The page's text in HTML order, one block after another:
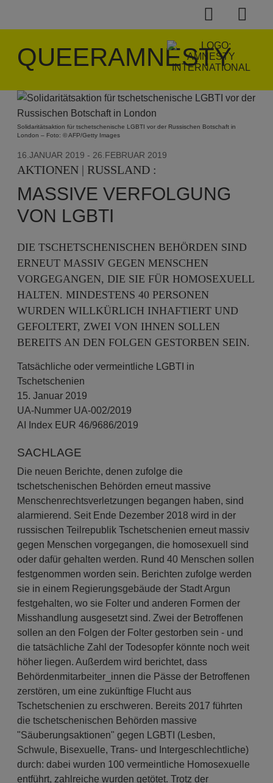
QUEERAMNESTY
Solidaritätsaktion für tschetschenische LGBTI vor der Russischen Botschaft in
London – Foto: © AFP/Getty Images
16.JANUAR 2019- 26.FEBRUAR 2019
AKTIONEN | RUSSLAND :
MASSIVE VERFOLGUNG
VON LGBTI
DIE TSCHETSCHENISCHEN BEHÖRDEN SIND
ERNEUT MASSIV GEGEN MENSCHEN
VORGEGANGEN, DIE SIE FÜR HOMOSEXUELL
HALTEN. MINDESTENS 40 PERSONEN
WURDEN WILLKÜRLICH INHAFTIERT UND
GEFOLTERT, ZWEI VON IHNEN SOLLEN
BEREITS AN DEN FOLGEN GESTORBEN SEIN.
Tatsächliche oder vermeintliche LGBTI in
Tschetschenien
15. Januar 2019
UA-Nummer UA-002/2019
AI Index EUR 46/9686/2019
SACHLAGE
Die neuen Berichte, denen zufolge die
tschetschenischen Behörden erneut massive
Menschenrechtsverletzungen begangen haben, sind
alarmierend. Seit Ende Dezember 2018 wird in der
russischen Teilrepublik Tschetschenien erneut massiv
gegen Menschen vorgegangen, die homosexuell sind
oder dafür gehalten werden. Rund 40 Menschen sollen
festgenommen worden sein. Berichten zufolge werden
sie in einem Regierungsgebäude der Stadt Argun
festgehalten, wo sie Folter und anderen Formen der
Misshandlung ausgesetzt sind. Zwei der Betroffenen
sollen an den Folgen der Folter gestorben sein - und
die tatsächliche Zahl der Todesopfer könnte noch weit
höher liegen. Außerdem wird berichtet, dass
Behördenmitarbeiter_innen die Pässe der Betroffenen
zerstören, um eine zukünftige Flucht aus
Tschetschenien zu erschweren. Bereits 2017 führten
die tschetschenischen Behörden massive
"Säuberungsaktionen" gegen LGBTI (Lesben,
Schwule, Bisexuelle, Trans- und Intergeschlechtliche)
durch: dabei wurden 100 vermeintliche Homosexuelle
entführt, zahlreiche wurden getötet. Trotz der